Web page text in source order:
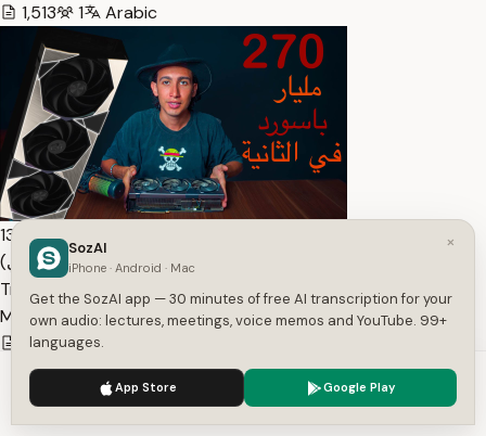
1,513
1 Arabic
13:38
جربت كسر أنواع كلمات المرور كلها — نتائج صادمة (تعليمي) —
Transcript
MrLimbo
1,594
1
We use cookies to enhance your experience.
×
SozAI
iPhone · Android · Mac
Get the SozAI app — 30 minutes of free AI transcription for your
own audio: lectures, meetings, voice memos and YouTube. 99+
languages.
App Store Google Play